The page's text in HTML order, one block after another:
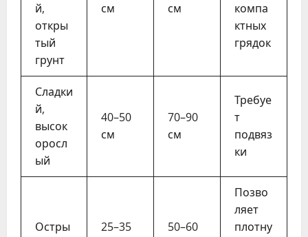
й,
откры
тый
грунт
см
см
компа
ктных
грядок
Сладки
й,
высок
оросл
ый
40–50
см
70–90
см
Требуе
т
подвяз
ки
Остры
25–35
50–60
Позво
ляет
плотну